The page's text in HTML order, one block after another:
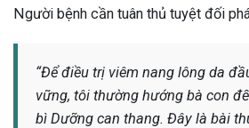
Người bệnh cần tuân thủ tuyệt đối
“Để điều trị viêm nang lông da
vững, tôi thường hướng bà con
bì Dưỡng can thang. Đây là bài